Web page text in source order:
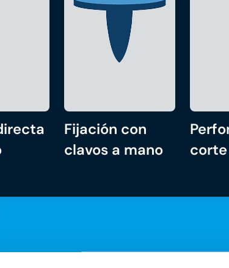
Fijación con
clavos a mano
corte